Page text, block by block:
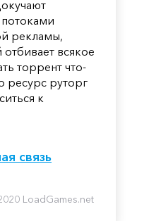
рекламы,
всякое
торрент что-
ресурс руторг
к
связь
LoadGames.net